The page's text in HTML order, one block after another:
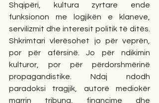
Shqipëri, kultura zyrtare ende
funksionon me logjikën e klaneve,
servilizmit dhe interesit politik të ditës.
Shkrimtari vlerësohet jo për veprën,
por për afërsinë. Jo për ndikimin
kulturor, por për përdorshmërinë
propagandistike. Ndaj ndodh
paradoksi tragjik, autorë mediokër
marrin tribuna, financime dhe